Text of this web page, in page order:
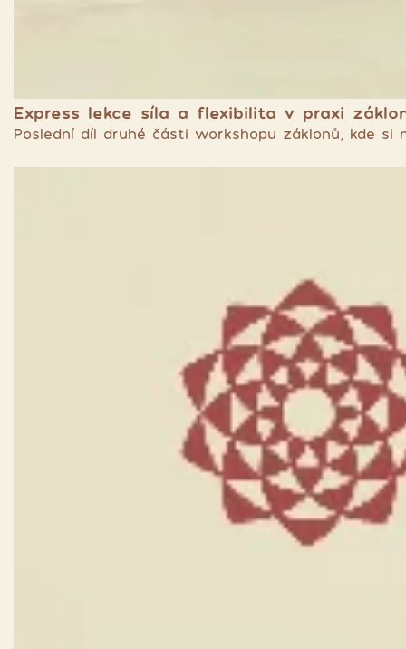
Express lekce síla a flexibilita v praxi
Poslední díl druhé části workshopu záklonů, kde